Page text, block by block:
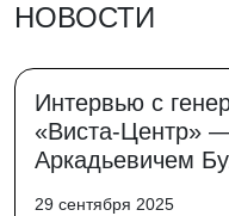
НОВОСТИ
Интервью с
«Виста-Центр»
Аркадьевичем
29 сентября 2025